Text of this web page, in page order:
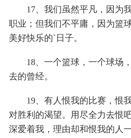
17、我们虽然平凡，因为我
职业；但我们不平庸，因为篮
美好快乐的`日子。
18、一个篮球，一个球场，
去的曾经。
19、有人恨我的比赛，恨
对胜利的渴望。用尽全力去恨
深爱着我，理由却和恨我的人